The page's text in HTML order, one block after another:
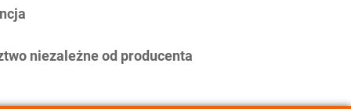
niezależne od producenta